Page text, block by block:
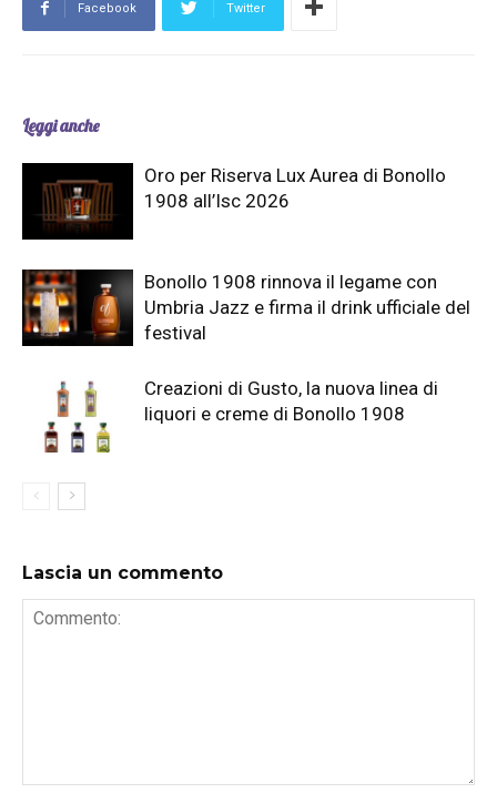
Facebook Twitter
Leggi anche
Oro per Riserva Lux Aurea di Bonollo
1908 all’Isc 2026
Bonollo 1908 rinnova il legame con
Umbria Jazz e firma il drink ufficiale del
festival
Creazioni di Gusto, la nuova linea di
liquori e creme di Bonollo 1908
Lascia un commento